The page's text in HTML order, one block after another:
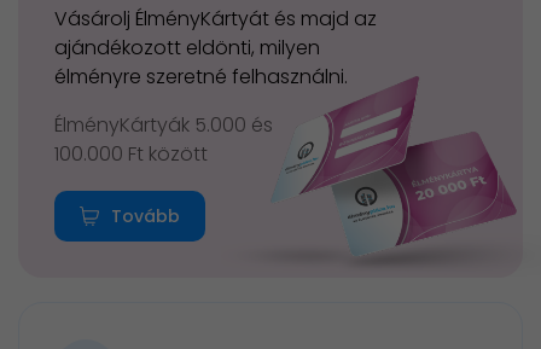
Vásárolj ÉlményKártyát és majd az
ajándékozott eldönti, milyen
élményre szeretné felhasználni.
ÉlményKártyák 5.000 és
100.000 Ft között
Tovább